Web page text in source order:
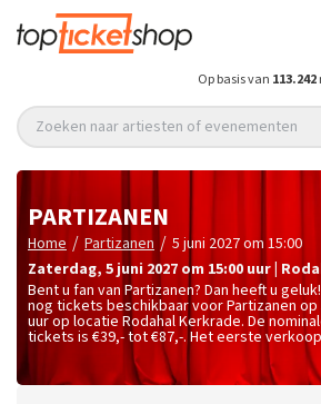
Op basis van 113.242
Zoeken naar artiesten of evenementen
PARTIZANEN
Home / Partizanen / 5 juni 2027 om 15:00
zaterdag, 5 juni 2027 om 15:00 uur
Bent u fan van Partizanen? Dan heeft u
nog tickets beschikbaar voor Partizanen op
uur op locatie Rodahal Kerkrade. De
tickets is €39,- tot €87,-. Het eerste